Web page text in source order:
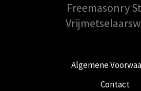
Freemasonry
Algemene
Contact